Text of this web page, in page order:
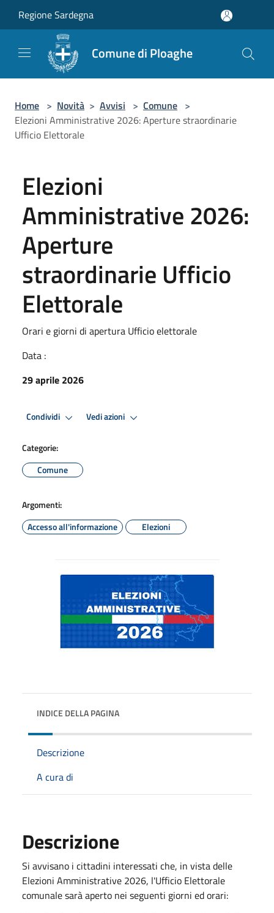
Regione Sardegna
Comune di Ploaghe
Home > Novità > Avvisi > Comune >
Elezioni Amministrative 2026: Aperture straordinarie
Ufficio Elettorale
Elezioni
Amministrative 2026:
Aperture
straordinarie Ufficio
Elettorale
Orari e giorni di apertura Ufficio elettorale
Data :
29 aprile 2026
Condividi Vedi azioni
Categorie:
Comune
Argomenti:
Accesso all'informazione
Elezioni
INDICE DELLA PAGINA
Descrizione
A cura di
Descrizione
Si avvisano i cittadini interessati che, in vista delle
Elezioni Amministrative 2026, l'Ufficio Elettorale
comunale sarà aperto nei seguenti giorni ed orari: